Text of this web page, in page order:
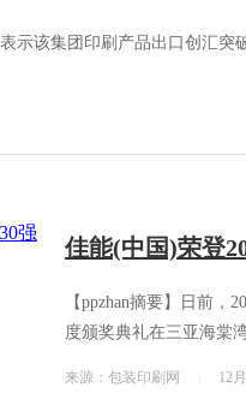
示该集团印刷产品出口创汇
佳能(中国)荣登
【ppzhan摘要】日前，
度颁奖典礼在三亚海棠
来源：包装印刷网 12